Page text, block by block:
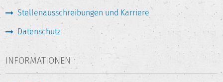
Stellenausschreibungen und Karriere
Datenschutz
INFORMATIONEN